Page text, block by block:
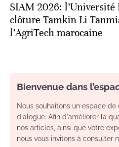
SIAM 2026: l’Université
clôture Tamkin Li
l’AgriTech marocaine
Bienvenue dans
Nous souhaitons un espace de
dialogue. Afin d'améliorer la
nos articles, ainsi que votre
nous vous invitons à consulter